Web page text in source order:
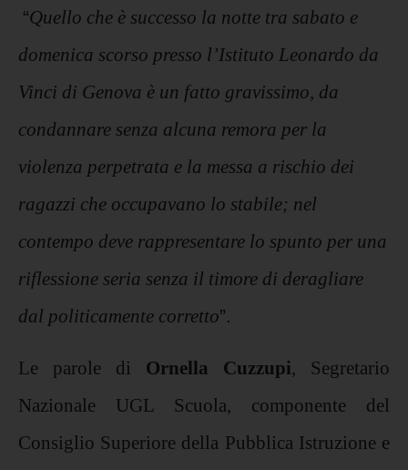
“Quello che è successo la notte tra sabato e
domenica scorso presso l’Istituto Leonardo da
Vinci di Genova è un fatto gravissimo, da
condannare senza alcuna remora per la
violenza perpetrata e la messa a rischio dei
ragazzi che occupavano lo stabile; nel
contempo deve rappresentare lo spunto per una
riflessione seria senza il timore di deragliare
dal politicamente corretto”.
Le parole di Ornella Cuzzupi, Segretario
Nazionale UGL Scuola, componente del
Consiglio Superiore della Pubblica Istruzione e